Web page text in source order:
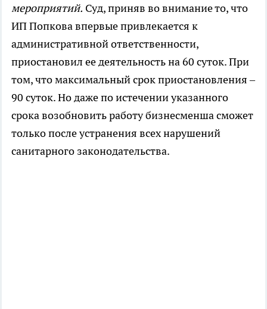
мероприятий. Суд, приняв во внимание то, что
ИП Попкова впервые привлекается к
административной ответственности,
приостановил ее деятельность на 60 суток. При
том, что максимальный срок приостановления –
90 суток. Но даже по истечении указанного
срока возобновить работу бизнесменша сможет
только после устранения всех нарушений
санитарного законодательства.